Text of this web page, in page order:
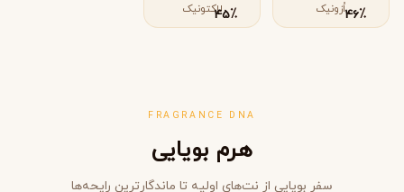
٪46اُزونیک ٪45لاکتونیک
FRAGRANCE DNA
هرم بویایی
سفر بویایی از نت‌های اولیه تا ماندگارترین رایحه‌ها